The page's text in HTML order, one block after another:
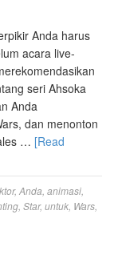
Anda harus
acara live-
seri Ahsoka
Anda
dan menonton
… [Read
, Anda animasi
Star, untuk Wars